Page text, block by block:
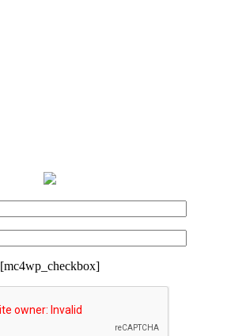
[mc4wp_checkbox]